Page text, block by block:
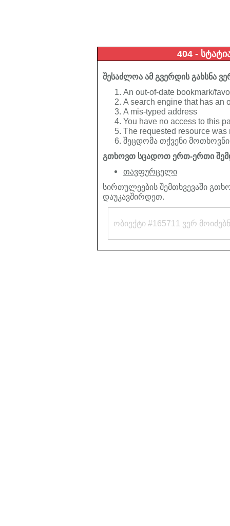
404 -
შესაძლოა ამ გვერდის გახსნა
An out-of-date bookmark/
A search engine that has an
A mis-typed address
You have no access to this
The requested resource was
შეცდომა თქვენი
გთხოვთ სცადოთ ერთ-ერთი
თავფურცელი
სირთულეების შემთხვევაში
დაუკავშირდეთ.
ობიექტი #165711 ვერ